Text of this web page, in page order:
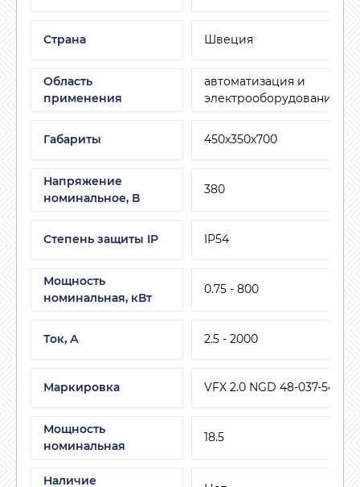
Страна Швеция
Область
применения
автоматизация и
электрооборудование
Габариты 450х350х700
Напряжение
номинальное, В
380
Степень защиты IP IP54
Мощность
номинальная, кВт
0.75 - 800
Ток, А 2.5 - 2000
Маркировка VFX 2.0 NGD 48-037-54CE
Мощность
номинальная
18.5
Наличие